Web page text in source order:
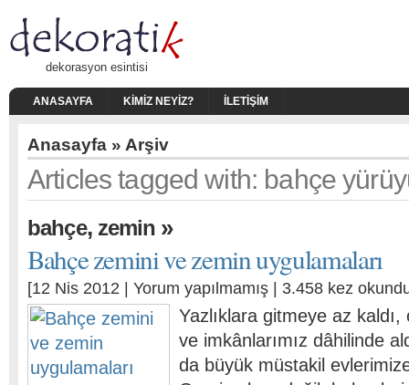
dekorasyon esintisi
ANASAYFA KIMIZ NEYIZ? İLETIŞIM
Anasayfa » Arşiv
Articles tagged with: bahçe
bahçe, zemin »
Bahçe zemini ve zemin uygulamaları
[12 Nis 2012 | Yorum yapılmamış | 3.458 kez
Yazlıklara gitmeye az
ve imkânlarımız dâhilinde
da büyük müstakil